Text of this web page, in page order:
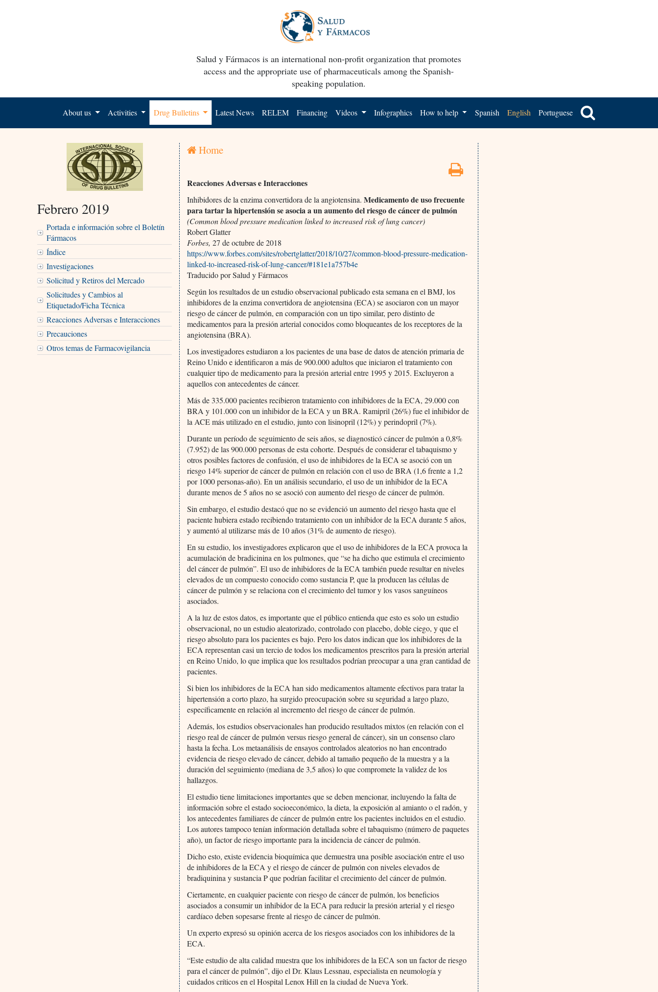
Salud y Fármacos is an international non-profit organization that promotes
access and the appropriate use of pharmaceuticals among the Spanish-
speaking population.
About us Activities Drug Bulletins Latest News RELEM Financing Videos Infographics How to help Spanish English Portuguese
Febrero 2019
Portada e información sobre el Boletín
Fármacos
Índice
Investigaciones
Solicitud y Retiros del Mercado
Solicitudes y Cambios al
Etiquetado/Ficha Técnica
Reacciones Adversas e Interacciones
Precauciones
Otros temas de Farmacovigilancia
Home
Reacciones Adversas e Interacciones
Inhibidores de la enzima convertidora de la angiotensina. Medicamento de uso frecuente
para tartar la hipertensión se asocia a un aumento del riesgo de cáncer de pulmón
(Common blood pressure medication linked to increased risk of lung cancer)
Robert Glatter
Forbes, 27 de octubre de 2018
https://www.forbes.com/sites/robertglatter/2018/10/27/common-blood-pressure-medication-
linked-to-increased-risk-of-lung-cancer/#181e1a757b4e
Traducido por Salud y Fármacos
Según los resultados de un estudio observacional publicado esta semana en el BMJ, los
inhibidores de la enzima convertidora de angiotensina (ECA) se asociaron con un mayor
riesgo de cáncer de pulmón, en comparación con un tipo similar, pero distinto de
medicamentos para la presión arterial conocidos como bloqueantes de los receptores de la
angiotensina (BRA).
Los investigadores estudiaron a los pacientes de una base de datos de atención primaria de
Reino Unido e identificaron a más de 900.000 adultos que iniciaron el tratamiento con
cualquier tipo de medicamento para la presión arterial entre 1995 y 2015. Excluyeron a
aquellos con antecedentes de cáncer.
Más de 335.000 pacientes recibieron tratamiento con inhibidores de la ECA, 29.000 con
BRA y 101.000 con un inhibidor de la ECA y un BRA. Ramipril (26%) fue el inhibidor de
la ACE más utilizado en el estudio, junto con lisinopril (12%) y perindopril (7%).
Durante un período de seguimiento de seis años, se diagnosticó cáncer de pulmón a 0,8%
(7.952) de las 900.000 personas de esta cohorte. Después de considerar el tabaquismo y
otros posibles factores de confusión, el uso de inhibidores de la ECA se asoció con un
riesgo 14% superior de cáncer de pulmón en relación con el uso de BRA (1,6 frente a 1,2
por 1000 personas-año). En un análisis secundario, el uso de un inhibidor de la ECA
durante menos de 5 años no se asoció con aumento del riesgo de cáncer de pulmón.
Sin embargo, el estudio destacó que no se evidenció un aumento del riesgo hasta que el
paciente hubiera estado recibiendo tratamiento con un inhibidor de la ECA durante 5 años,
y aumentó al utilizarse más de 10 años (31% de aumento de riesgo).
En su estudio, los investigadores explicaron que el uso de inhibidores de la ECA provoca la
acumulación de bradicinina en los pulmones, que “se ha dicho que estimula el crecimiento
del cáncer de pulmón”. El uso de inhibidores de la ECA también puede resultar en niveles
elevados de un compuesto conocido como sustancia P, que la producen las células de
cáncer de pulmón y se relaciona con el crecimiento del tumor y los vasos sanguíneos
asociados.
A la luz de estos datos, es importante que el público entienda que esto es solo un estudio
observacional, no un estudio aleatorizado, controlado con placebo, doble ciego, y que el
riesgo absoluto para los pacientes es bajo. Pero los datos indican que los inhibidores de la
ECA representan casi un tercio de todos los medicamentos prescritos para la presión arterial
en Reino Unido, lo que implica que los resultados podrían preocupar a una gran cantidad de
pacientes.
Si bien los inhibidores de la ECA han sido medicamentos altamente efectivos para tratar la
hipertensión a corto plazo, ha surgido preocupación sobre su seguridad a largo plazo,
específicamente en relación al incremento del riesgo de cáncer de pulmón.
Además, los estudios observacionales han producido resultados mixtos (en relación con el
riesgo real de cáncer de pulmón versus riesgo general de cáncer), sin un consenso claro
hasta la fecha. Los metaanálisis de ensayos controlados aleatorios no han encontrado
evidencia de riesgo elevado de cáncer, debido al tamaño pequeño de la muestra y a la
duración del seguimiento (mediana de 3,5 años) lo que compromete la validez de los
hallazgos.
El estudio tiene limitaciones importantes que se deben mencionar, incluyendo la falta de
información sobre el estado socioeconómico, la dieta, la exposición al amianto o el radón, y
los antecedentes familiares de cáncer de pulmón entre los pacientes incluidos en el estudio.
Los autores tampoco tenían información detallada sobre el tabaquismo (número de paquetes
año), un factor de riesgo importante para la incidencia de cáncer de pulmón.
Dicho esto, existe evidencia bioquímica que demuestra una posible asociación entre el uso
de inhibidores de la ECA y el riesgo de cáncer de pulmón con niveles elevados de
bradiquinina y sustancia P que podrían facilitar el crecimiento del cáncer de pulmón.
Ciertamente, en cualquier paciente con riesgo de cáncer de pulmón, los beneficios
asociados a consumir un inhibidor de la ECA para reducir la presión arterial y el riesgo
cardíaco deben sopesarse frente al riesgo de cáncer de pulmón.
Un experto expresó su opinión acerca de los riesgos asociados con los inhibidores de la
ECA.
“Este estudio de alta calidad muestra que los inhibidores de la ECA son un factor de riesgo
para el cáncer de pulmón”, dijo el Dr. Klaus Lessnau, especialista en neumología y
cuidados críticos en el Hospital Lenox Hill en la ciudad de Nueva York.